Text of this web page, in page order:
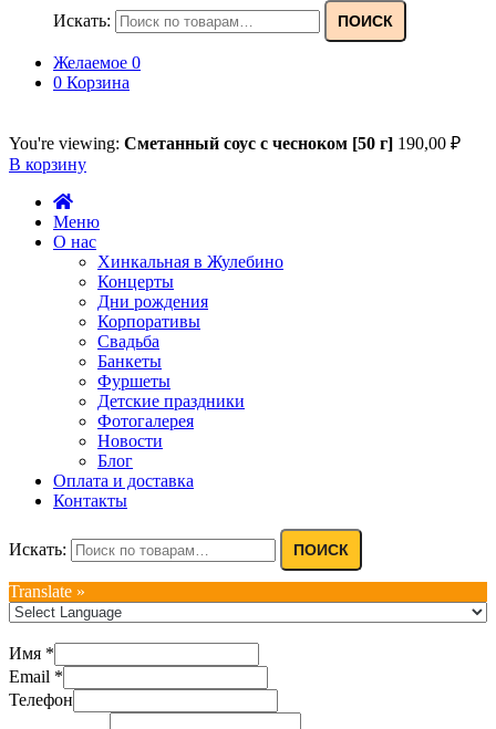
Искать:
ПОИСК
Желаемое 0
0 Корзина
You're viewing: Сметанный соус с чесноком [50 г] 190,00 ₽
В корзину
Меню
О нас
Хинкальная в Жулебино
Концерты
Дни рождения
Корпоративы
Свадьба
Банкеты
Фуршеты
Детские праздники
Фотогалерея
Новости
Блог
Оплата и доставка
Контакты
Искать: ПОИСК
Translate »
Имя *
Email *
Телефон